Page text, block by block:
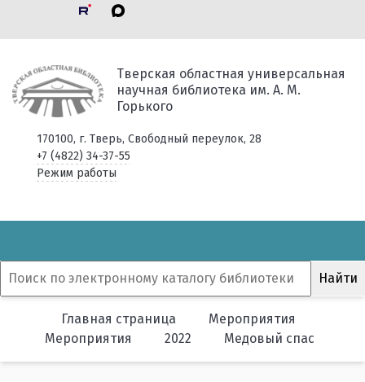
Тверская областная универсальная
научная библиотека им. А. М.
Горького
170100, г. Тверь, Свободный переулок, 28
+7 (4822) 34-37-55
Режим работы
Главная страница
Мероприятия
Мероприятия
2022 Медовый спас